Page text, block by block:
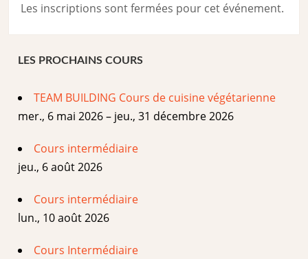
Les inscriptions sont fermées pour cet événement.
LES PROCHAINS COURS
TEAM BUILDING Cours de cuisine végétarienne
mer., 6 mai 2026 – jeu., 31 décembre 2026
Cours intermédiaire
jeu., 6 août 2026
Cours intermédiaire
lun., 10 août 2026
Cours Intermédiaire